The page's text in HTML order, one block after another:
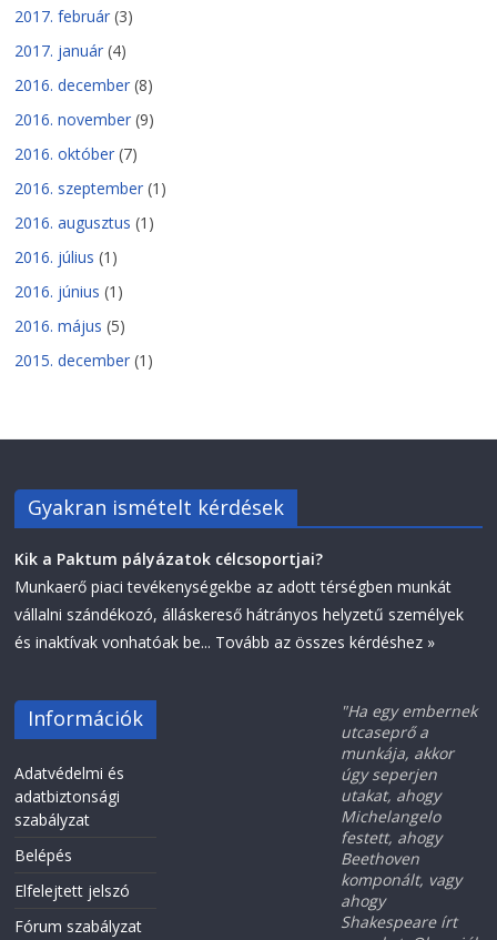
2017. február (3)
2017. január (4)
2016. december (8)
2016. november (9)
2016. október (7)
2016. szeptember (1)
2016. augusztus (1)
2016. július (1)
2016. június (1)
2016. május (5)
2015. december (1)
Gyakran ismételt kérdések
Kik a Paktum pályázatok célcsoportjai?
Munkaerő piaci tevékenységekbe az adott térségben munkát
vállalni szándékozó, álláskereső hátrányos helyzetű személyek
és inaktívak vonhatóak be... Tovább az összes kérdéshez »
Információk
Adatvédelmi és
adatbiztonsági
szabályzat
Belépés
Elfelejtett jelszó
Fórum szabályzat
"Ha egy embernek
utcaseprő a
munkája, akkor
úgy seperjen
utakat, ahogy
Michelangelo
festett, ahogy
Beethoven
komponált, vagy
ahogy
Shakespeare írt